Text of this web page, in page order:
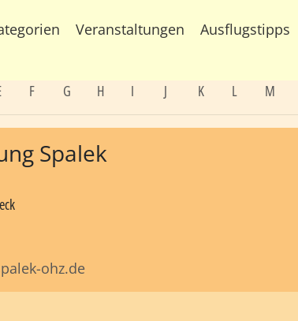
Veranstaltungen Ausflugstipps
F G H I J K L M
Spalek
ohz.de